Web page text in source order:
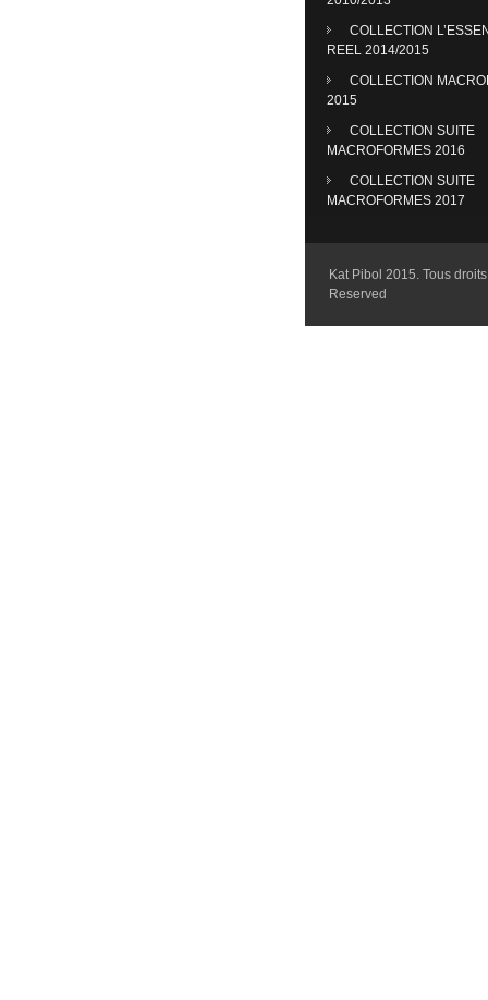
COLLECTION
REEL 2014/2015
COLLECTION
2015
COLLECTION SUITE
MACROFORMES 2016
COLLECTION SUITE
MACROFORMES 2017
Kat Pibol 2015. Tous
Reserved